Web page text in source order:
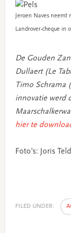
Jeroen Naves
Landrover-cheque in
De Gouden
Dullaert (Le
Timo Schrama
innovatie werd
hier te
Foto’s: Joris
FILED UNDER: